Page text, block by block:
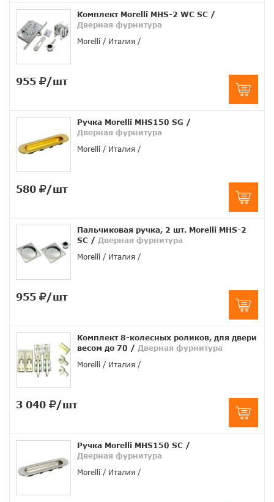
Комплект Morelli MHS-2 WC SC /
Дверная фурнитура
Morelli
Италия
955 /шт
Ручка Morelli MHS150 SG /
Дверная фурнитура
Morelli
Италия
580 /шт
Пальчиковая ручка, 2 шт. Morelli MHS-2
SC / Дверная фурнитура
Morelli
Италия
955 /шт
Комплект 8-колесных роликов, для двери
весом до 70 / Дверная фурнитура
Morelli
Италия
3 040 /шт
Ручка Morelli MHS150 SC /
Дверная фурнитура
Morelli
Италия